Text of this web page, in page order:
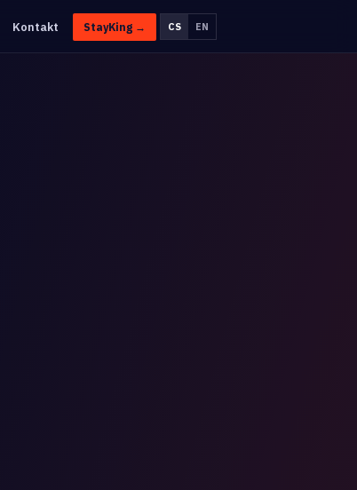
Kontakt StayKing → CS EN